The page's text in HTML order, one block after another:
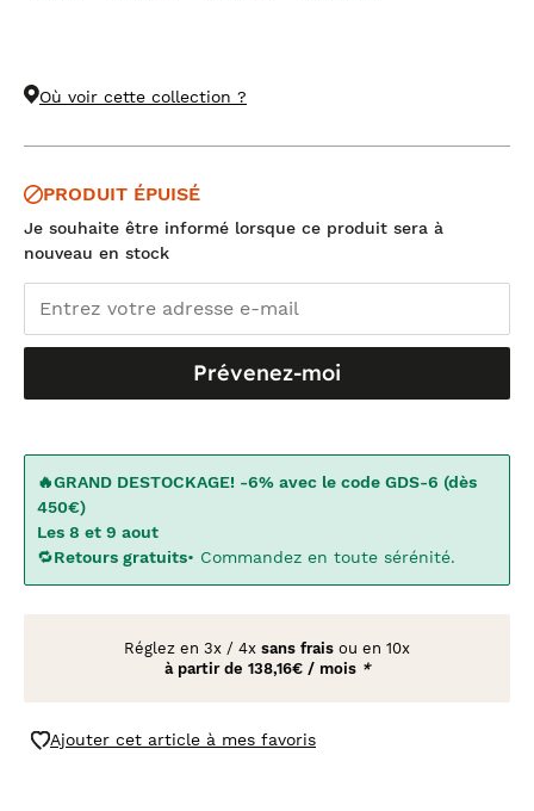
Où voir cette collection ?
PRODUIT ÉPUISÉ
Je souhaite être informé lorsque ce produit sera à
nouveau en stock
Prévenez-moi
🔥GRAND DESTOCKAGE! -6% avec le code GDS-6 (dès
450€)
Les 8 et 9 aout
🔁Retours gratuits• Commandez en toute sérénité.
Réglez en 3x / 4x sans frais ou en 10x
à partir de 138,16€ / mois *
Ajouter cet article à mes favoris